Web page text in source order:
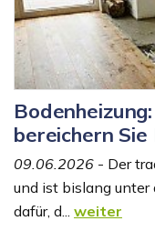
bereichern Sie
09.06.2026 - Der
und ist bislang unter
dafür, d... weiter